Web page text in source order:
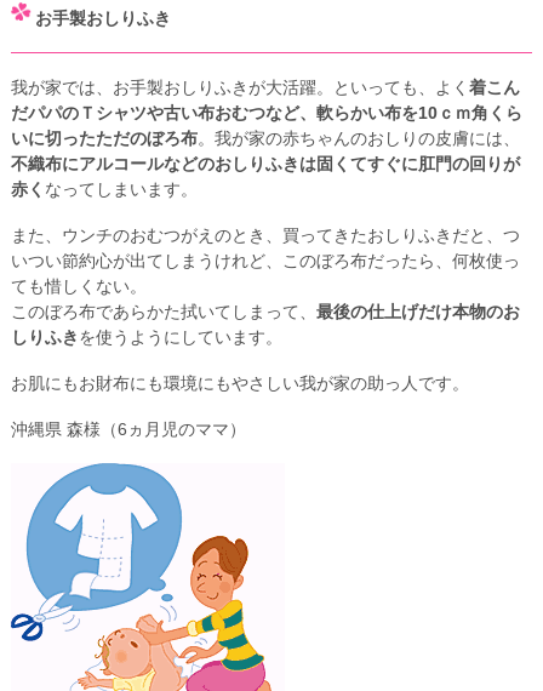
お手製おしりふき
我が家では、お手製おしりふきが大活躍。といっても、よく 着こん
だパパのＴシャツや古い布おむつなど、軟らかい布を10ｃｍ角くら
いに切ったただのぼろ布。我が家の赤ちゃんのおしりの皮膚には、
不織布にアルコールなどのおしりふきは固くてすぐに肛門の回りが
赤く なってしまいます。
また、ウンチのおむつがえのとき、買ってきたおしりふきだと、つ
いつい節約心が出てしまうけれど、このぼろ布だったら、何枚使っ
ても惜しくない。
このぼろ布であらかた拭いてしまって、 最後の仕上げだけ本物のお
しりふきを使うようにしています。
お肌にもお財布にも環境にもやさしい我が家の助っ人です。
沖縄県 森様（6ヵ月児のママ）